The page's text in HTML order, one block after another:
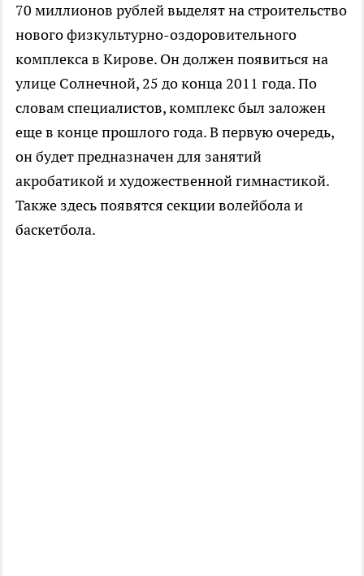
70 миллионов рублей выделят на строительство
нового физкультурно-оздоровительного
комплекса в Кирове. Он должен появиться на
улице Солнечной, 25 до конца 2011 года. По
словам специалистов, комплекс был заложен
еще в конце прошлого года. В первую очередь,
он будет предназначен для занятий
акробатикой и художественной гимнастикой.
Также здесь появятся секции волейбола и
баскетбола.